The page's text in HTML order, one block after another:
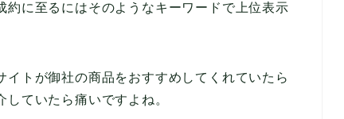
約に至るにはそのようなキーワードで上位表示
トが御社の商品をおすすめしてくれていたら
ていたら痛いですよね。